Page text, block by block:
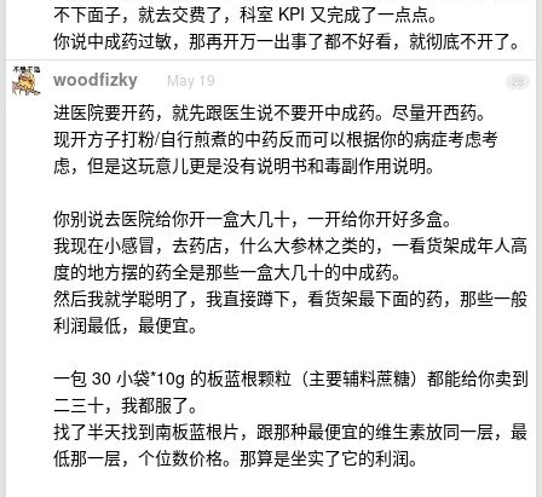
不下面子，就去交费了，科室 KPI 又完成了一点点。
你说中成药过敏，那再开万一出事了都不好看，就彻底不开了。
28
woodfizky May 19
进医院要开药，就先跟医生说不要开中成药。尽量开西药。
现开方子打粉/自行煎煮的中药反而可以根据你的病症考虑考
虑，但是这玩意儿更是没有说明书和毒副作用说明。
你别说去医院给你开一盒大几十，一开给你开好多盒。
我现在小感冒，去药店，什么大参林之类的，一看货架成年人高
度的地方摆的药全是那些一盒大几十的中成药。
然后我就学聪明了，我直接蹲下，看货架最下面的药，那些一般
利润最低，最便宜。
一包 30 小袋*10g 的板蓝根颗粒（主要辅料蔗糖）都能给你卖到
二三十，我都服了。
找了半天找到南板蓝根片，跟那种最便宜的维生素放同一层，最
低那一层，个位数价格。那算是坐实了它的利润。